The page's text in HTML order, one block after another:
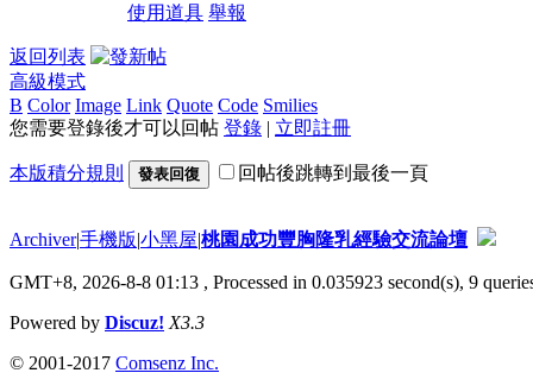
使用道具 舉報
返回列表
高級模式
B Color Image Link Quote Code Smilies
您需要登錄後才可以回帖 登錄 | 立即註冊
本版積分規則 發表回復 回帖後跳轉到最後一頁
Archiver|手機版|小黑屋|桃園成功豐胸隆乳經驗交流論壇
GMT+8, 2026-8-8 01:13 , Processed in 0.035923 second(s), 9
Powered by Discuz! X3.3
© 2001-2017 Comsenz Inc.